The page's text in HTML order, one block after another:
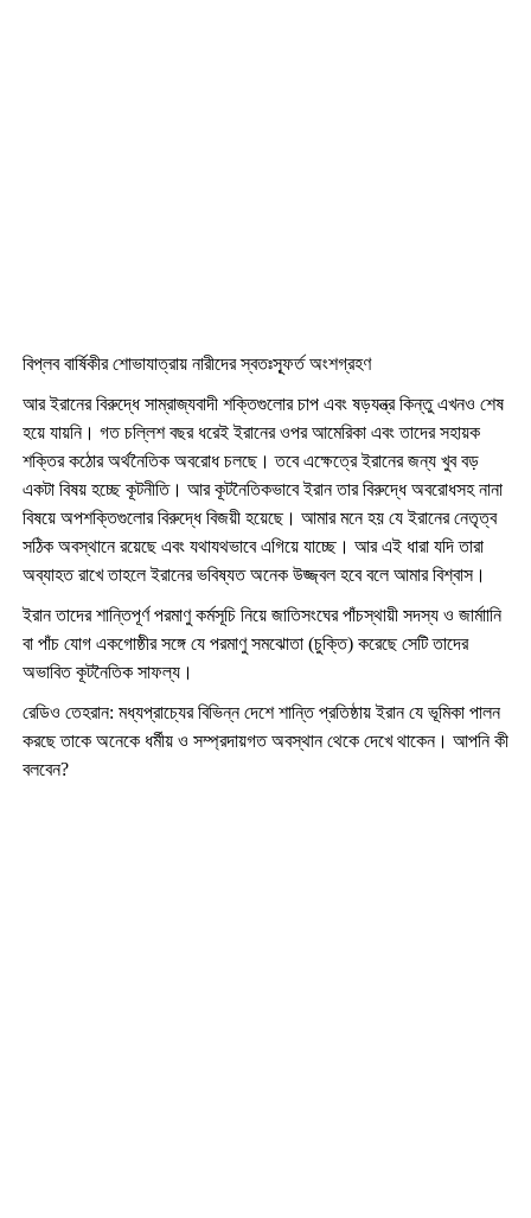
বিপ্লব বার্ষিকীর শোভাযাত্রায় নারীদের স্বতঃস্ফূর্ত অংশগ্রহণ
আর ইরানের বিরুদ্ধে সাম্রাজ্যবাদী শক্তিগুলোর চাপ এবং ষড়যন্ত্র কিন্তু এখনও শেষ
হয়ে যায়নি। গত চল্লিশ বছর ধরেই ইরানের ওপর আমেরিকা এবং তাদের সহায়ক
শক্তির কঠোর অর্থনৈতিক অবরোধ চলছে। তবে এক্ষেত্রে ইরানের জন্য খুব বড়
একটা বিষয় হচ্ছে কূটনীতি। আর কূটনৈতিকভাবে ইরান তার বিরুদ্ধে অবরোধসহ নানা
বিষয়ে অপশক্তিগুলোর বিরুদ্ধে বিজয়ী হয়েছে। আমার মনে হয় যে ইরানের নেতৃত্ব
সঠিক অবস্থানে রয়েছে এবং যথাযথভাবে এগিয়ে যাচ্ছে। আর এই ধারা যদি তারা
অব্যাহত রাখে তাহলে ইরানের ভবিষ্যত অনেক উজ্জ্বল হবে বলে আমার বিশ্বাস।
ইরান তাদের শান্তিপূর্ণ পরমাণু কর্মসূচি নিয়ে জাতিসংঘের পাঁচস্থায়ী সদস্য ও জার্মাানি
বা পাঁচ যোগ একগোষ্ঠীর সঙ্গে যে পরমাণু সমঝোতা (চুক্তি) করেছে সেটি তাদের
অভাবিত কূটনৈতিক সাফল্য।
রেডিও তেহরান: মধ্যপ্রাচ্যের বিভিন্ন দেশে শান্তি প্রতিষ্ঠায় ইরান যে ভূমিকা পালন
করছে তাকে অনেকে ধর্মীয় ও সম্প্রদায়গত অবস্থান থেকে দেখে থাকেন। আপনি কী
বলবেন?